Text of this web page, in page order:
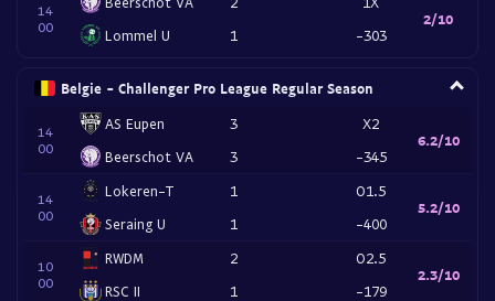
14
00
Lommel U
1
-303
2/10
Belgie - Challenger Pro League Regular Season
14
00
AS Eupen
Beerschot VA
3
3
X2
-345
6.2/10
14
00
Lokeren-T
Seraing U
1
1
O1.5
-400
5.2/10
10
00
RWDM
RSC II
2
1
O2.5
-179
2.3/10